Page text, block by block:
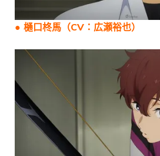
● 樋口柊馬（CV：広瀬裕也）